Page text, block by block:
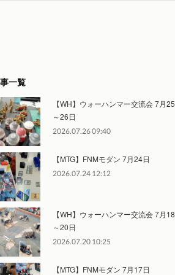
一覧
【WH】ウォーハンマー交流会 7月25
～26日
2026.07.26 09:40
【MTG】FNMモダン 7月24日
2026.07.24 12:12
【WH】ウォーハンマー交流会 7月18
～20日
2026.07.20 10:25
【MTG】FNMモダン 7月17日